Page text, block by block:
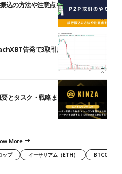
込の方法や注意点を解説
告発で3取引所が操作疑惑を調
とタスク・戦略まとめ
More
ップ イーサリアム（ETH） BTCC